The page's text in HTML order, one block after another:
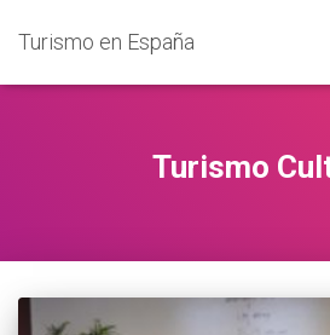
Turismo en España
Turismo